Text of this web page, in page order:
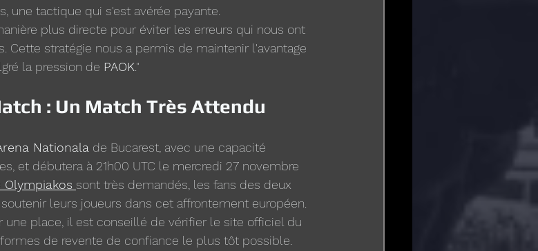
une tactique qui s'est avérée payante.
plus directe pour éviter les erreurs qui nous ont
Cette stratégie nous a permis de maintenir l'avantage
la pression de PAOK."
: Un Match Très Attendu
Nationala de Bucarest, avec une capacité
et débutera à 21h00 UTC le mercredi 27 novembre
Olympiakos sont très demandés, les fans des deux
leurs joueurs dans cet affrontement européen.
une place, il est conseillé de vérifier le site officiel du
de revente de confiance le plus tôt possible.